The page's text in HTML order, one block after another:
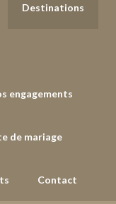
Destinations
engagements
de mariage
Contact